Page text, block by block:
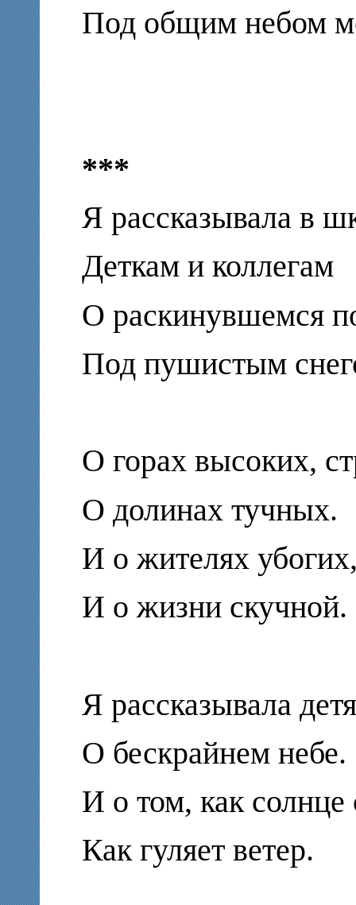
Под общим небом
***
Я рассказывала в
Деткам и коллегам
О раскинувшемся
Под пушистым
О горах высоких,
О долинах тучных.
И о жителях
И о жизни скучной.
Я рассказывала
О бескрайнем небе.
И о том, как солнце
Как гуляет ветер.